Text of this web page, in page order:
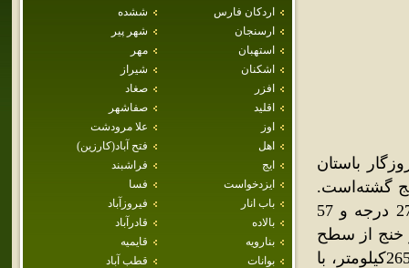
اردكان فارس
ششده
ارسنجان
شهر پير
استهبان
مهر
اشكنان
شيراز
افزر
صغاد
اقليد
صفاشهر
اوز
علا مرودشت
اهل
فتح آباد(كارزين)
ايج
فراشبند
ايزدخواست
فسا
باب انار
فيروزآباد
بالاده
قادرآباد
بنارويه
قايميه
بوانات
قطب آباد
باستان
گشته‌است.
براساس اطلاعات موجود در 30 درجه و 53 دقيقه طول شرقي و 27 درجه و 57
خنج از سطح
دريا 650 متر است. فاصله‌اش با خليج فارس 90 کيلومتر، با شيراز 265کيلومتر، با